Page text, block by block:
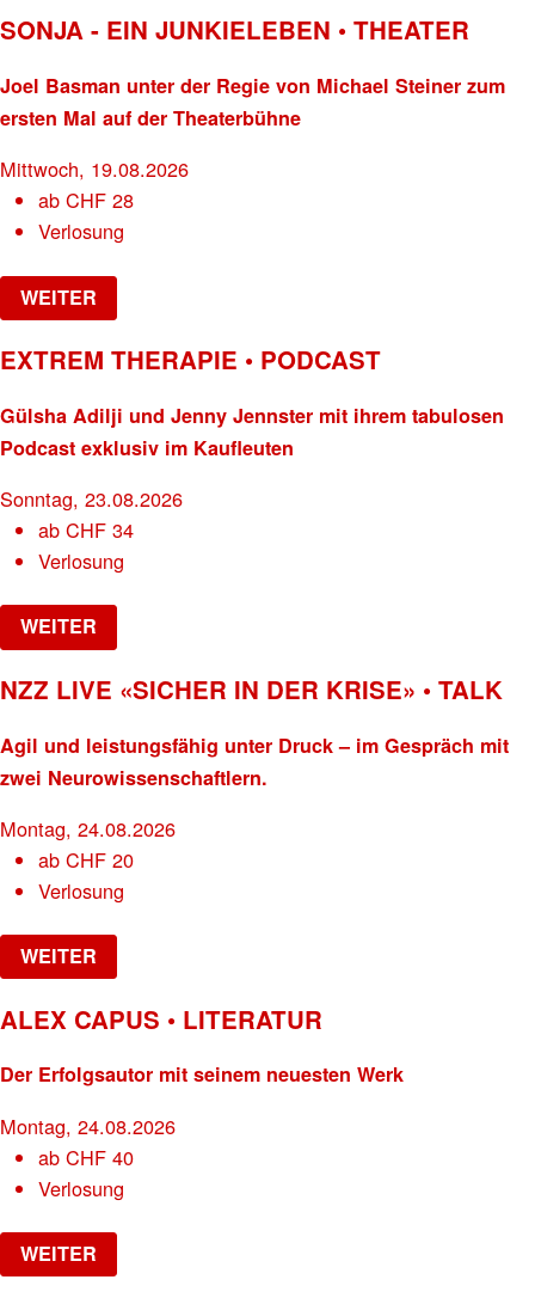
SONJA - EIN JUNKIELEBEN • THEATER
Joel Basman unter der Regie von Michael Steiner zum
ersten Mal auf der Theaterbühne
Mittwoch, 19.08.2026
abCHF 28
Verlosung
WEITER
EXTREM THERAPIE • PODCAST
Gülsha Adilji und Jenny Jennster mit ihrem tabulosen
Podcast exklusiv im Kaufleuten
Sonntag, 23.08.2026
abCHF 34
Verlosung
WEITER
NZZ LIVE «SICHER IN DER KRISE» • TALK
Agil und leistungsfähig unter Druck – im Gespräch mit
zwei Neurowissenschaftlern.
Montag, 24.08.2026
abCHF 20
Verlosung
WEITER
ALEX CAPUS • LITERATUR
Der Erfolgsautor mit seinem neuesten Werk
Montag, 24.08.2026
abCHF 40
Verlosung
WEITER